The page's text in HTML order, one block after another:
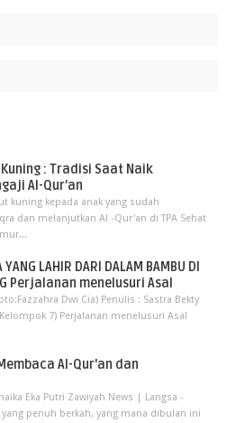
: Tradisi Saat Naik
Al-Qur’an
kuning kepada anak yang sudah
dan melanjutkan Al -Qur'an di TPA Sehat
YANG LAHIR DARI DALAM BAMBU DI
Perjalanan menelusuri Asal
Dwi Cia) Penulis : Sastra Bekty
Kelompok 7) Perjalanan menelusuri Asal
Al-Qur'an dan
Eka Putri Zawiyah News | Langsa -
yang penuh berkah, yang mana dibulan ini